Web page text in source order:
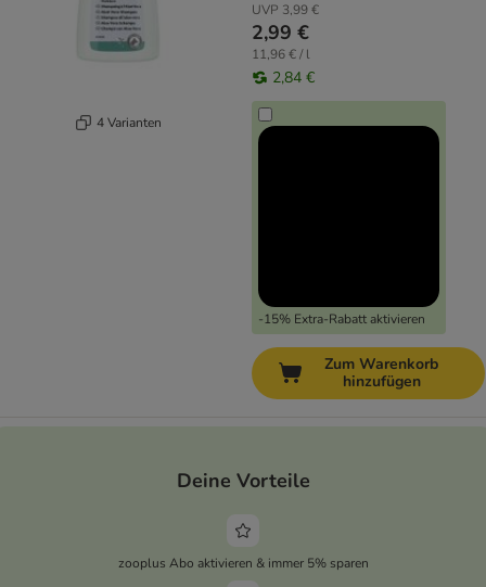
4 Varianten
UVP 3,99 €
2,99 €
11,96 € / l
2,84 €
-15% Extra-Rabatt aktivieren
Zum Warenkorb
hinzufügen
Deine Vorteile
zooplus Abo aktivieren & immer 5% sparen